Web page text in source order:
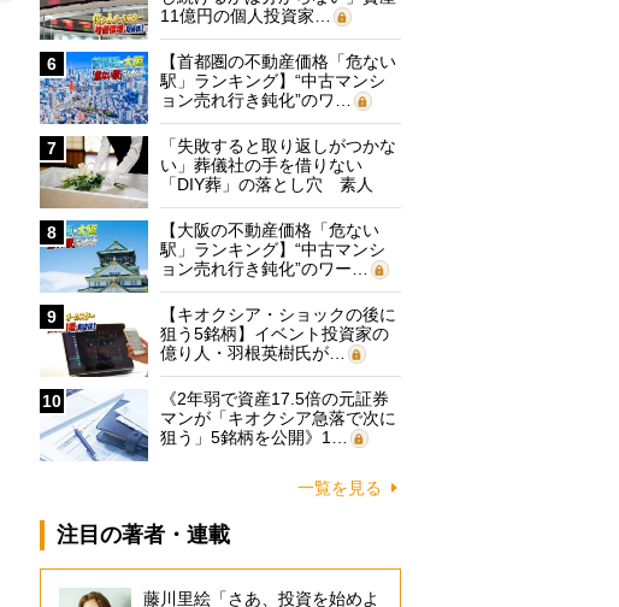
11億円の個人投資家…
6
【首都圏の不動産価格「危ない
駅」ランキング】“中古マンシ
ョン売れ行き鈍化”のワ…
7
「失敗すると取り返しがつかな
い」葬儀社の手を借りない
「DIY葬」の落とし穴 素人
に…
8
【大阪の不動産価格「危ない
駅」ランキング】“中古マンシ
ョン売れ行き鈍化”のワー…
9
【キオクシア・ショックの後に
狙う5銘柄】イベント投資家の
億り人・羽根英樹氏が…
10
《2年弱で資産17.5倍の元証券
マンが「キオクシア急落で次に
狙う」5銘柄を公開》1…
一覧を見る
注目の著者・連載
藤川里絵「さあ、投資を始めよ